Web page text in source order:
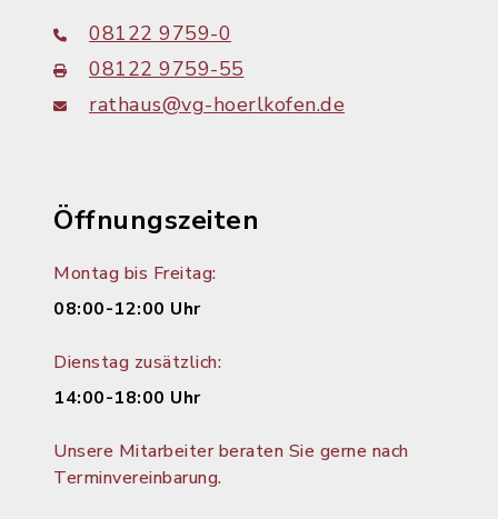
08122 9759-0
08122 9759-55
rathaus@vg-hoerlkofen.de
Öffnungszeiten
Montag bis Freitag:
08:00-12:00 Uhr
Dienstag zusätzlich:
14:00-18:00 Uhr
Unsere Mitarbeiter beraten Sie gerne nach
Terminvereinbarung.